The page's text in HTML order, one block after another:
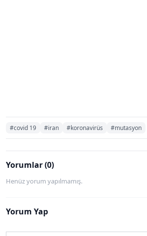
#covid 19 #iran #koronavirüs #mutasyon
Yorumlar (0)
Henüz yorum yapılmamış.
Yorum Yap